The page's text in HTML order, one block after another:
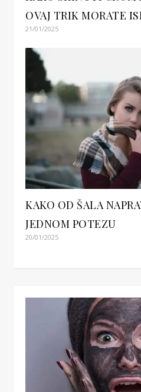
OVAJ TRIK MORATE
21/01/2025
KAKO OD ŠALA
JEDNOM POTEZU
20/01/2025